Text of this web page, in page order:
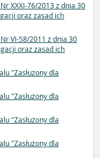
XXXI-76/2013 z dnia 30
oraz zasad ich
VI-58/2011 z dnia 30
oraz zasad ich
"Zasłużony dla
"Zasłużony dla
"Zasłużony dla
"Zasłużony dla